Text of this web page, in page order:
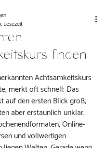
finden
Lesezeit
5 Sternen bewertet.
Achtsamkeitskurs
merkt oft schnell: Das
auf den ersten Blick groß,
aber erstaunlich unklar.
Online-
und vollwertigen